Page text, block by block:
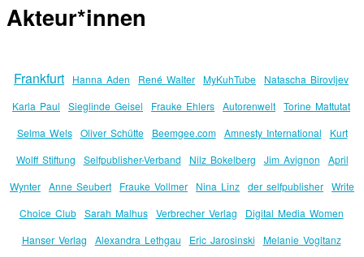
Akteur*innen
Frankfurt Hanna Aden René Walter MyKuhTube
Natascha Birovljev
Karla Paul
Sieglinde Geisel Frauke Ehlers Autorenwelt Torine Mattutat
Selma Wels
Oliver Schütte Beemgee.com Amnesty International
Kurt
Wolff Stiftung
Selfpublisher-Verband Nilz Bokelberg Jim Avignon
April
Wynter Anne Seubert Frauke Vollmer Nina Linz der selfpublisher Write
Choice Club
Sarah Malhus Verbrecher Verlag
Digital Media Women
Hanser Verlag
Alexandra Lethgau Eric Jarosinski Melanie Vogltanz